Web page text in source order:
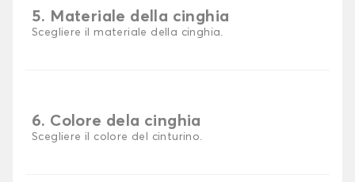
5. Materiale della cinghia
Scegliere il materiale della cinghia.
6. Colore dela cinghia
Scegliere il colore del cinturino.